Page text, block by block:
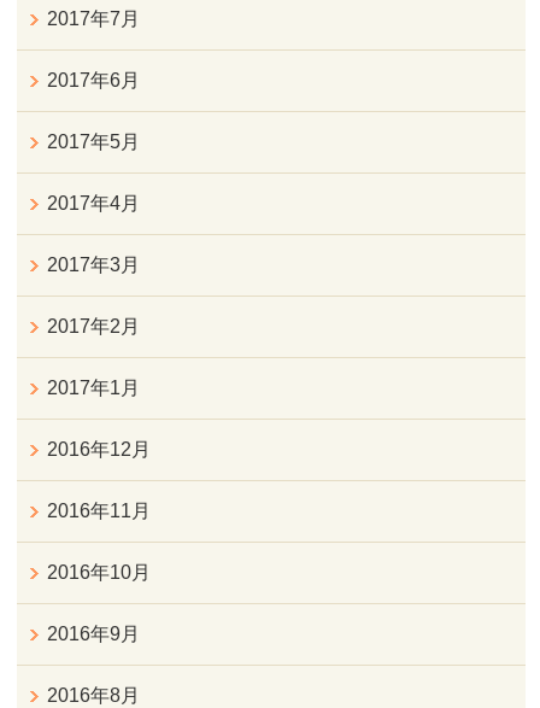
2017年7月
2017年6月
2017年5月
2017年4月
2017年3月
2017年2月
2017年1月
2016年12月
2016年11月
2016年10月
2016年9月
2016年8月